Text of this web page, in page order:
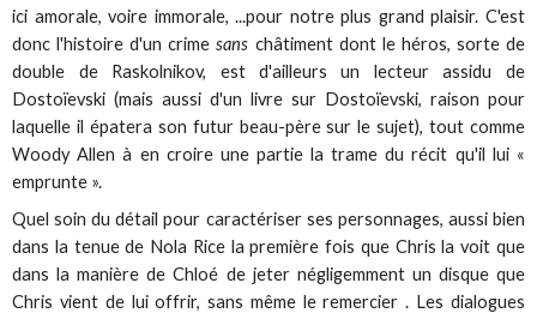
ici amorale, voire immorale, ...pour notre plus grand plaisir. C'est
donc l'histoire d'un crimesans châtiment dont le héros, sorte de
double de Raskolnikov, est d'ailleurs un lecteur assidu de
Dostoïevski (mais aussi d'un livre sur Dostoïevski, raison pour
laquelle il épatera son futur beau-père sur le sujet), tout comme
Woody Allen à en croire une partie la trame du récit qu'il lui «
emprunte ».
Quel soin du détail pour caractériser ses personnages, aussi bien
dans la tenue de Nola Rice la première fois que Chris la voit que
dans la manière de Chloé de jeter négligemment un disque que
Chris vient de lui offrir, sans même le remercier . Les dialogues